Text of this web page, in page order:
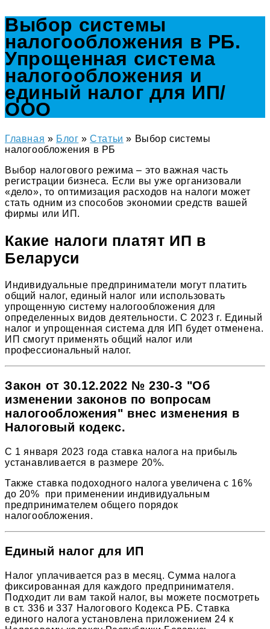
Выбор системы
налогообложения в РБ.
Упрощенная система
налогообложения и
единый налог для ИП/
ООО
Главная » Блог »Статьи » Выбор системы
налогообложения в РБ
Выбор налогового режима – это важная часть
регистрации бизнеса. Если вы уже организовали
«дело», то оптимизация расходов на налоги может
стать одним из способов экономии средств вашей
фирмы или ИП.
Какие налоги платят ИП в
Беларуси
Индивидуальные предприниматели могут платить
общий налог, единый налог или использовать
упрощенную систему налогообложения для
определенных видов деятельности. С 2023 г. Единый
налог и упрощенная система для ИП будет отменена.
ИП смогут применять общий налог или
профессиональный налог.
Закон от 30.12.2022 № 230-З "Об
изменении законов по вопросам
налогообложения" внес изменения в
Налоговый кодекс.
С 1 января 2023 года ставка налога на прибыль
устанавливается в размере 20%.
Также ставка подоходного налога увеличена с 16%
до 20% при применении индивидуальным
предпринимателем общего порядок
налогообложения.
Единый налог для ИП
Налог уплачивается раз в месяц. Сумма налога
фиксированная для каждого предпринимателя.
Подходит ли вам такой налог, вы можете посмотреть
в ст. 336 и 337 Налогового Кодекса РБ. Ставка
единого налога установлена приложением 24 к